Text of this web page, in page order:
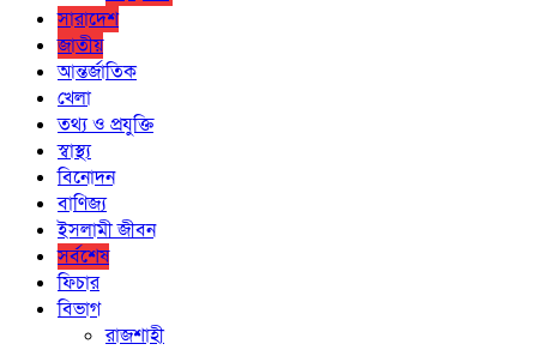
সারাদেশ
জাতীয়
আন্তর্জাতিক
খেলা
তথ্য ও প্রযুক্তি
স্বাস্থ্য
বিনোদন
বাণিজ্য
ইসলামী জীবন
সর্বশেষ
ফিচার
বিভাগ
রাজশাহী